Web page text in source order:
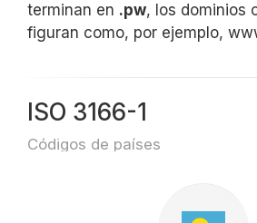
terminan en .pw, los dominios
figuran como, por ejemplo,
ISO 3166-1
Códigos de países